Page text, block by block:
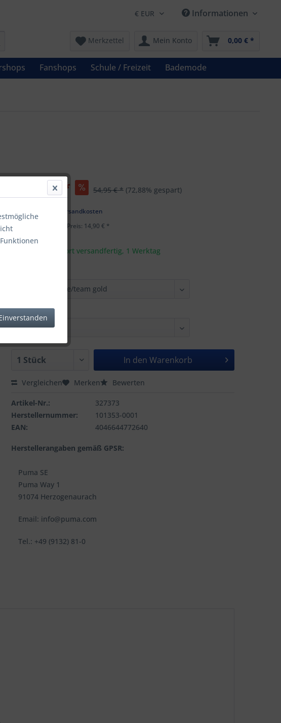
Informationen
Merkzettel Mein Konto 0,00 € *
Fanshops Schule / Freizeit Bademode
14,90 € * 54,95 € * (72,88% gespart)
zzgl. Versandkosten
Letzter niedrigster Preis: 14,90 € *
Artikel ist sofort versandfertig, 1 Werktag
GROESSE:
In den Warenkorb
Vergleichen Merken Bewerten
Artikel-Nr.:
327373
Herstellernummer:
101353-0001
EAN:
4046644772640
Herstellerangaben gemäß GPSR:
Puma SE
Puma Way 1
91074 Herzogenaurach
Email: info@puma.com
Tel.: +49 (9132) 81-0